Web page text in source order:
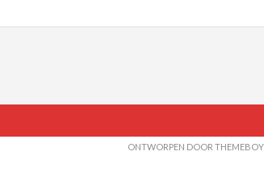
ONTWORPEN DOOR THEMEBOY